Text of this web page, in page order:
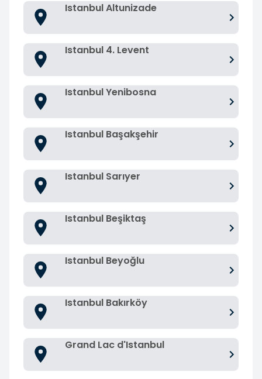
Istanbul Altunizade
Istanbul 4. Levent
Istanbul Yenibosna
Istanbul Başakşehir
Istanbul Sarıyer
Istanbul Beşiktaş
Istanbul Beyoğlu
Istanbul Bakırköy
Grand Lac d'Istanbul